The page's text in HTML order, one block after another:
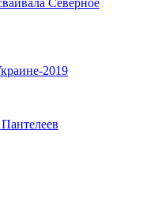
Северное
2019